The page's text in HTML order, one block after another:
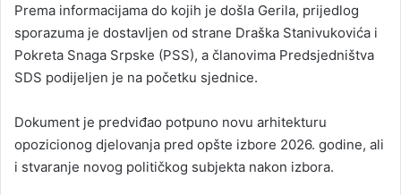
Prema informacijama do kojih je došla Gerila, prijedlog
sporazuma je dostavljen od strane Draška Stanivukovića i
Pokreta Snaga Srpske (PSS), a članovima Predsjedništva
SDS podijeljen je na početku sjednice.
Dokument je predviđao potpuno novu arhitekturu
opozicionog djelovanja pred opšte izbore 2026. godine, ali
i stvaranje novog političkog subjekta nakon izbora.